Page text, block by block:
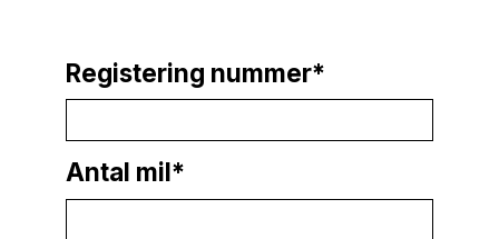
Registering nummer*
Antal mil*